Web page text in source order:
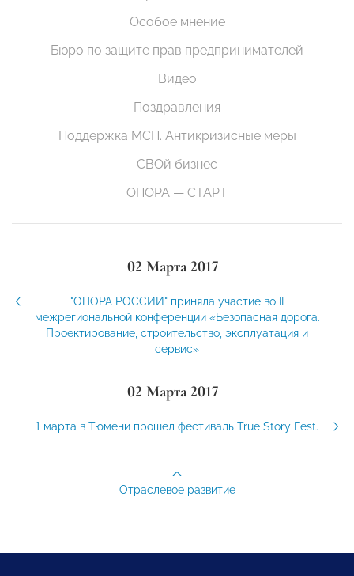
Особое мнение
Бюро по защите прав предпринимателей
Видео
Поздравления
Поддержка МСП. Антикризисные меры
СВОй бизнес
ОПОРА — СТАРТ
02 Марта 2017
"ОПОРА РОССИИ" приняла участие во II
межрегиональной конференции «Безопасная дорога.
Проектирование, строительство, эксплуатация и
сервис»
02 Марта 2017
1 марта в Тюмени прошёл фестиваль True Story Fest.
Отраслевое развитие